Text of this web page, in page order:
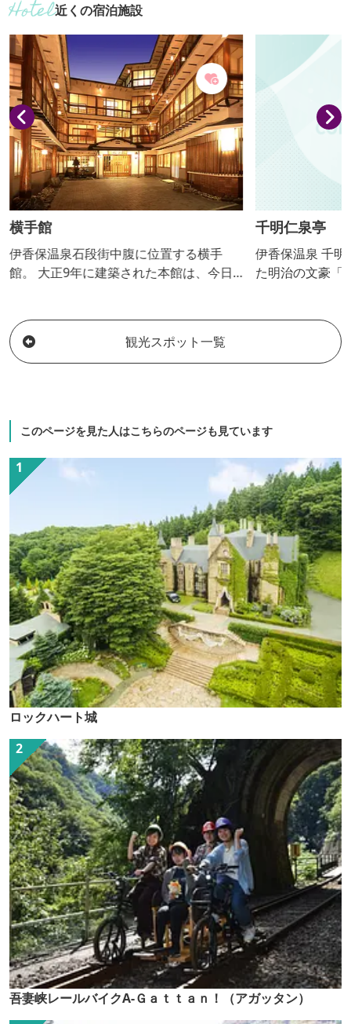
近くの宿泊施設
横手館
伊香保温泉石段街中腹に位置する横手
館。 大正9年に建築された本館は、今日
ご利用いただけます。
千明仁泉亭
伊香保温泉 千
た明治の文豪「
わりなく湧き
湯」と、 果て
州連山や谷川岳
す。
観光スポット一覧
このページを見た人はこちらのページも見ています
ロックハート城
吾妻峡レールバイクA-Ｇａｔｔａｎ！（アガッタン）